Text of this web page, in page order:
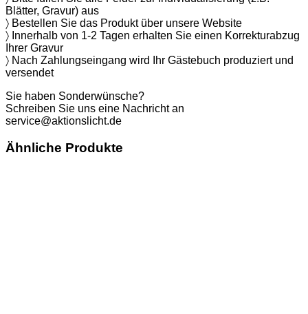
Blätter, Gravur) aus
〉 Bestellen Sie das Produkt über unsere Website
〉 Innerhalb von 1-2 Tagen erhalten Sie einen Korrekturabzug
Ihrer Gravur
〉 Nach Zahlungseingang wird Ihr Gästebuch produziert und
versendet
Sie haben Sonderwünsche?
Schreiben Sie uns eine Nachricht an
service@aktionslicht.de
Ähnliche Produkte